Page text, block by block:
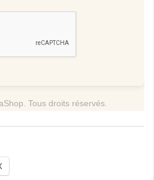
Tous droits réservés.